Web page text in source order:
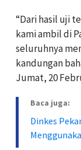
“Dari hasil uji
kami ambil di
seluruhnya
kandungan
Jumat, 20
Baca juga:
Dinkes